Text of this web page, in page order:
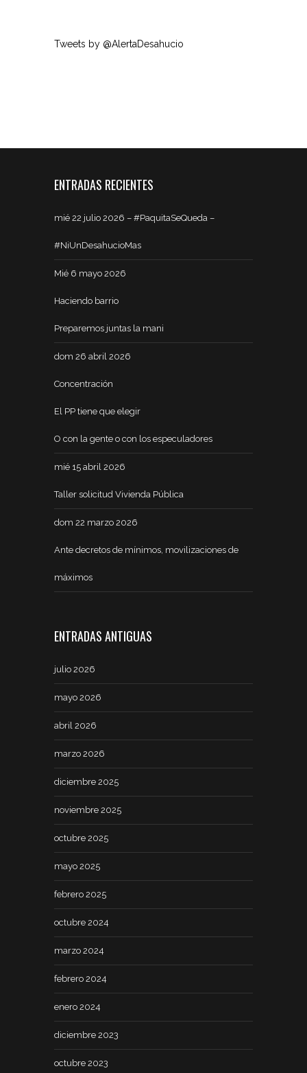
Tweets by @AlertaDesahucio
ENTRADAS RECIENTES
mié 22 julio 2026 – #PaquitaSeQueda –
#NiUnDesahucioMas
Mié 6 mayo 2026
Haciendo barrio
Preparemos juntas la mani
dom 26 abril 2026
Concentración
El PP tiene que elegir
O con la gente o con los especuladores
mié 15 abril 2026
Taller solicitud Vivienda Pública
dom 22 marzo 2026
Ante decretos de mínimos, movilizaciones de
máximos
ENTRADAS ANTIGUAS
julio 2026
mayo 2026
abril 2026
marzo 2026
diciembre 2025
noviembre 2025
octubre 2025
mayo 2025
febrero 2025
octubre 2024
marzo 2024
febrero 2024
enero 2024
diciembre 2023
octubre 2023